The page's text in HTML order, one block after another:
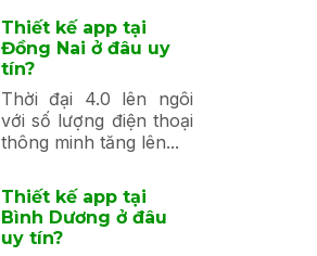
Thiết kế app tại
Đồng Nai ở đâu uy
tín?
Thời đại 4.0 lên ngôi
với số lượng điện thoại
thông minh tăng lên...
Thiết kế app tại
Bình Dương ở đâu
uy tín?